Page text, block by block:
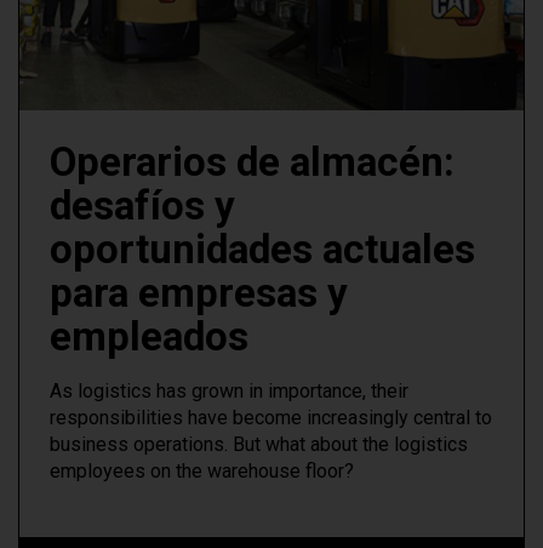
Operarios de almacén:
desafíos y
oportunidades actuales
para empresas y
empleados
As logistics has grown in importance, their
responsibilities have become increasingly central to
business operations. But what about the logistics
employees on the warehouse floor?